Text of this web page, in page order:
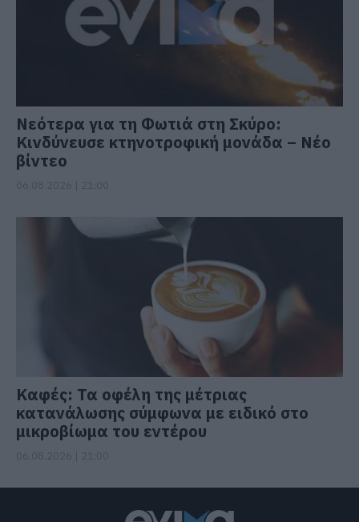
Νεότερα για τη Φωτιά στη Σκύρο:
Κινδύνευσε κτηνοτροφική μονάδα – Νέο
βίντεο
Καφές: Τα οφέλη της μέτριας
κατανάλωσης σύμφωνα με ειδικό στο
μικροβίωμα του εντέρου